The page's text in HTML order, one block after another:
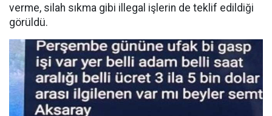
verme, silah sıkma gibi illegal işlerin de teklif edildiği
görüldü.